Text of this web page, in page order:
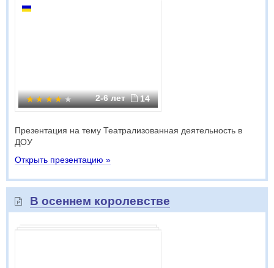
2-6 лет 14
Презентация на тему Театрализованная деятельность в
ДОУ
Открыть презентацию »
В осеннем королевстве